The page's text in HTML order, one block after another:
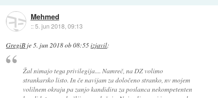
Mehmed
::5. jun 2018, 09:13
GregiB je5. jun 2018 ob 08:55izjavil:
Žal nimajo tega privilegija.... Namreč, na DZ volimo
strankarsko listo. In če navijam za določeno stranko, nv mojem
volilnem okraju pa zanjo kandidira za poslanca nekompetenten